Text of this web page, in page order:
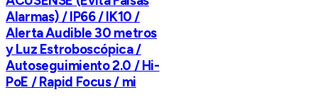
Alarmas) / IP66 / IK10 /
Alerta Audible 30 metros
y Luz Estroboscópica /
Autoseguimiento 2.0 / Hi-
PoE / Rapid Focus / mi